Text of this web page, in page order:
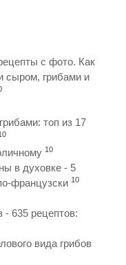
с фото. Как
сыром, грибами и
топ из 17
10
в духовке - 5
французски 10
635 рецептов:
вида грибов